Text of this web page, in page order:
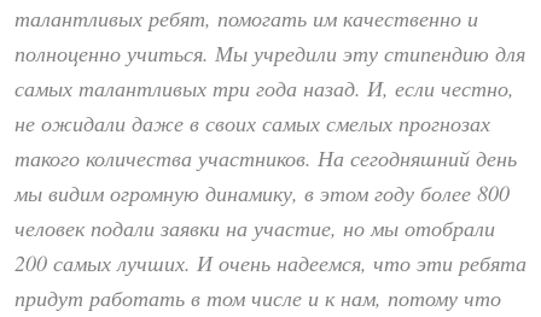
талантливых ребят, помогать им качественно и
полноценно учиться. Мы учредили эту стипендию для
самых талантливых три года назад. И, если честно,
не ожидали даже в своих самых смелых прогнозах
такого количества участников. На сегодняшний день
мы видим огромную динамику, в этом году более 800
человек подали заявки на участие, но мы отобрали
200 самых лучших. И очень надеемся, что эти ребята
придут работать в том числе и к нам, потому что